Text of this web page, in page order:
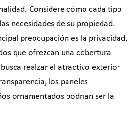
Considere cómo cada tipo
necesidades de su propiedad.
preocupación es la privacidad,
que ofrezcan una cobertura
realzar el atractivo exterior
los paneles
ornamentados podrían ser la